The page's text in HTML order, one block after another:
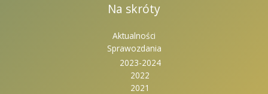
Na skróty
Aktualności
Sprawozdania
2023-2024
2022
2021